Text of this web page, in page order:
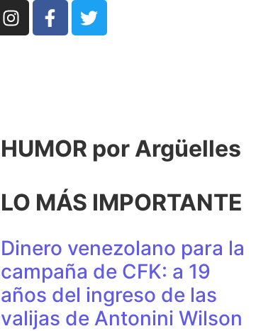
HUMOR por Argüelles​
LO MÁS IMPORTANTE
Dinero venezolano para la
campaña de CFK: a 19
años del ingreso de las
valijas de Antonini Wilson